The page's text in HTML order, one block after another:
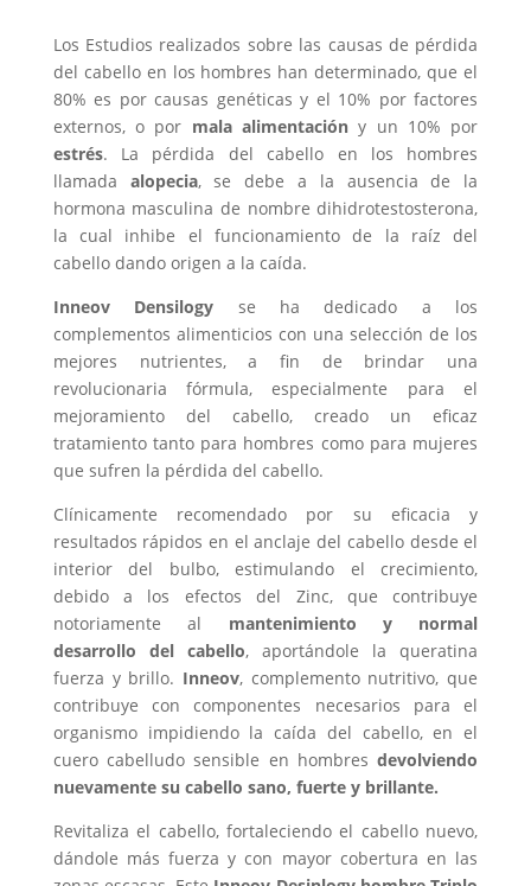
Los Estudios realizados sobre las causas de pérdida
del cabello en los hombres han determinado, que el
80% es por causas genéticas y el 10% por factores
externos, o por mala alimentación y un 10% por
estrés. La pérdida del cabello en los hombres
llamada alopecia, se debe a la ausencia de la
hormona masculina de nombre dihidrotestosterona,
la cual inhibe el funcionamiento de la raíz del
cabello dando origen a la caída.
Inneov Densilogy se ha dedicado a los
complementos alimenticios con una selección de los
mejores nutrientes, a fin de brindar una
revolucionaria fórmula, especialmente para el
mejoramiento del cabello, creado un eficaz
tratamiento tanto para hombres como para mujeres
que sufren la pérdida del cabello.
Clínicamente recomendado por su eficacia y
resultados rápidos en el anclaje del cabello desde el
interior del bulbo, estimulando el crecimiento,
debido a los efectos del Zinc, que contribuye
notoriamente al mantenimiento y normal
desarrollo del cabello, aportándole la queratina
fuerza y brillo. Inneov, complemento nutritivo, que
contribuye con componentes necesarios para el
organismo impidiendo la caída del cabello, en el
cuero cabelludo sensible en hombresdevolviendo
nuevamente su cabello sano, fuerte y brillante.
Revitaliza el cabello, fortaleciendo el cabello nuevo,
dándole más fuerza y con mayor cobertura en las